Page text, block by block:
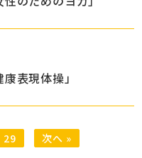
表現体操」
29 次へ »